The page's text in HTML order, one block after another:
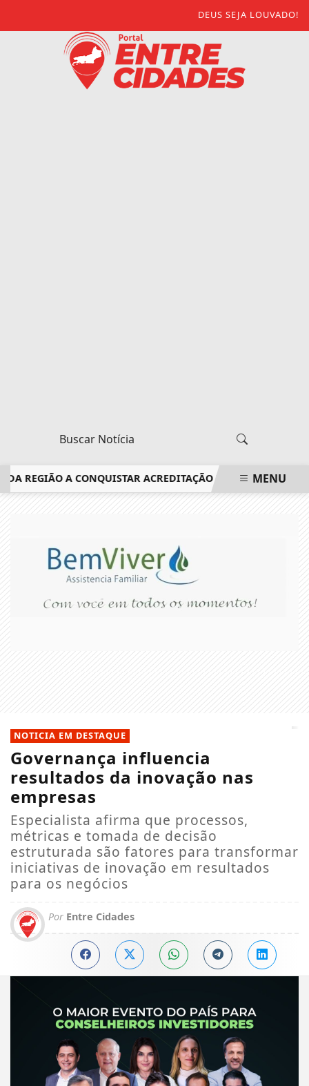
DEUS SEJA LOUVADO!
A CONQUISTAR ACREDITAÇÃO DO CONSELHOMENU
NOTICIA EM DESTAQUE
Governança influencia
resultados da inovação nas
empresas
Especialista afirma que processos,
métricas e tomada de decisão
estruturada são fatores para transformar
iniciativas de inovação em resultados
para os negócios
Por Entre Cidades